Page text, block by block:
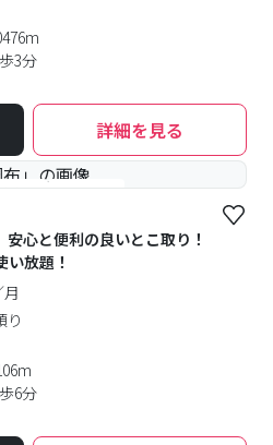
3分
詳細を見る
付き #女性専用
安心と便利の良いとこ取り！
放題！
月
り
6分